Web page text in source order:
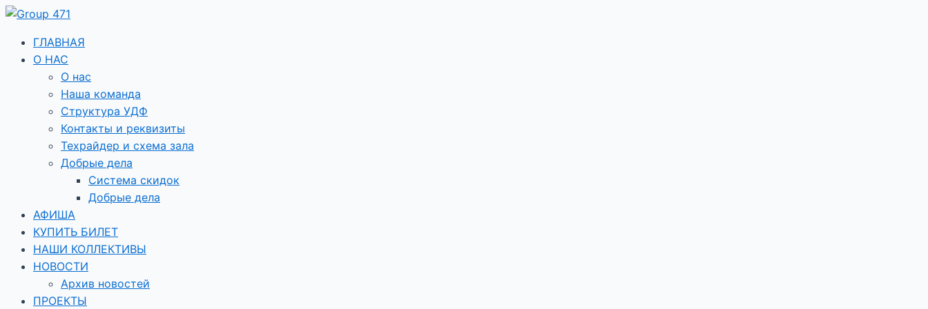
Перейти
содержимому
ГЛАВНАЯ
О НАС
О нас
Наша команда
Структура УДФ
Контакты и реквизиты
Техрайдер и схема зала
Добрые дела
Система скидок
Добрые дела
АФИША
КУПИТЬ БИЛЕТ
НАШИ КОЛЛЕКТИВЫ
НОВОСТИ
Архив новостей
ПРОЕКТЫ